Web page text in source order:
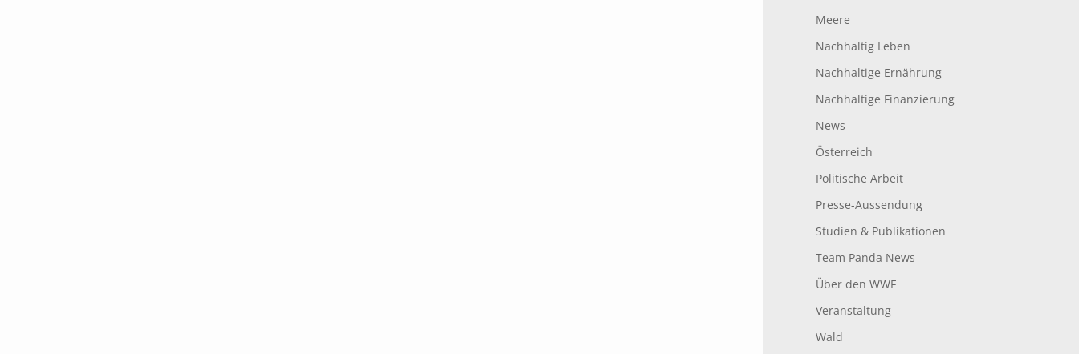
Meere
Nachhaltig Leben
Nachhaltige Ernährung
Nachhaltige Finanzierung
News
Österreich
Politische Arbeit
Presse-Aussendung
Studien & Publikationen
Team Panda News
Über den WWF
Veranstaltung
Wald